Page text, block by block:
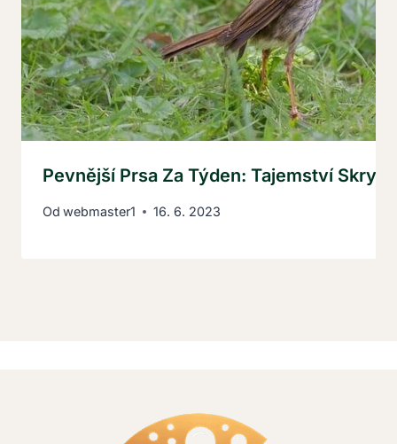
Pevnější Prsa Za Týden: Tajemství
Od webmaster1 16. 6. 2023